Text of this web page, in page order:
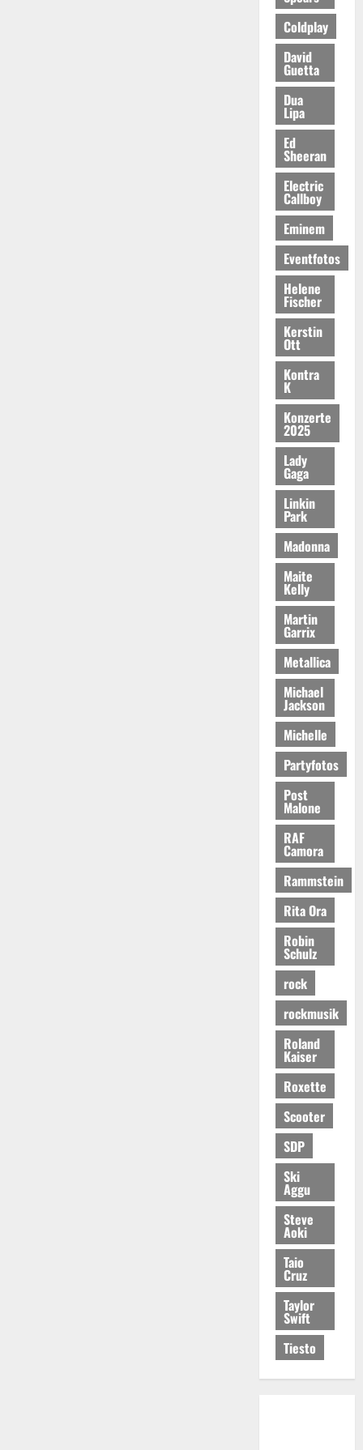
Coldplay
David
Guetta
Dua
Lipa
Ed
Sheeran
Electric
Callboy
Eminem
Eventfotos
Helene
Fischer
Kerstin
Ott
Kontra
K
Konzerte
2025
Lady
Gaga
Linkin
Park
Madonna
Maite
Kelly
Martin
Garrix
Metallica
Michael
Jackson
Michelle
Partyfotos
Post
Malone
RAF
Camora
Rammstein
Rita Ora
Robin
Schulz
rock
rockmusik
Roland
Kaiser
Roxette
Scooter
SDP
Ski
Aggu
Steve
Aoki
Taio
Cruz
Taylor
Swift
Tiesto